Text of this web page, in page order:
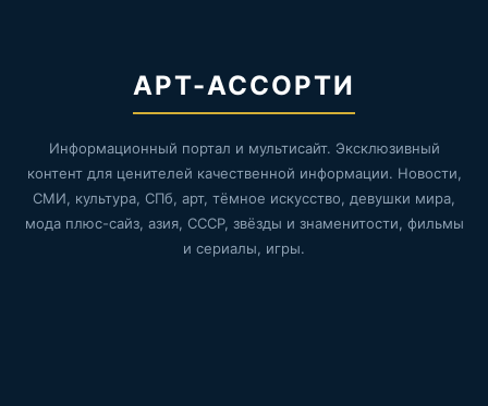
АРТ-АССОРТИ
Информационный портал и мультисайт. Эксклюзивный
контент для ценителей качественной информации. Новости,
СМИ, культура, СПб, арт, тёмное искусство, девушки мира,
мода плюс-сайз, азия, СССР, звёзды и знаменитости, фильмы
и сериалы, игры.